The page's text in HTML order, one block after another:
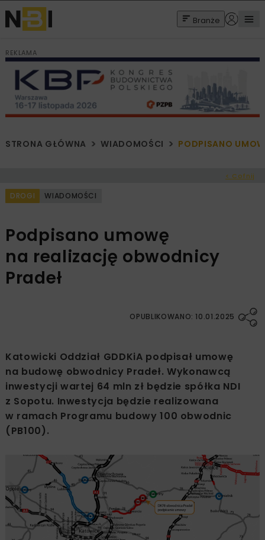
Branże
REKLAMA
STRONA GŁÓWNA WIADOMOŚCI PODPISANO
< Cofnij
DROGI WIADOMOŚCI
Podpisano umowę
na realizację obwodnicy
Pradeł
OPUBLIKOWANO: 10.01.2025
Katowicki Oddział GDDKiA podpisał umowę
na budowę obwodnicy Pradeł. Wykonawcą
inwestycji wartej 64 mln zł będzie spółka NDI
z Sopotu. Inwestycja będzie realizowana
w ramach Programu budowy 100 obwodnic
(PB100).